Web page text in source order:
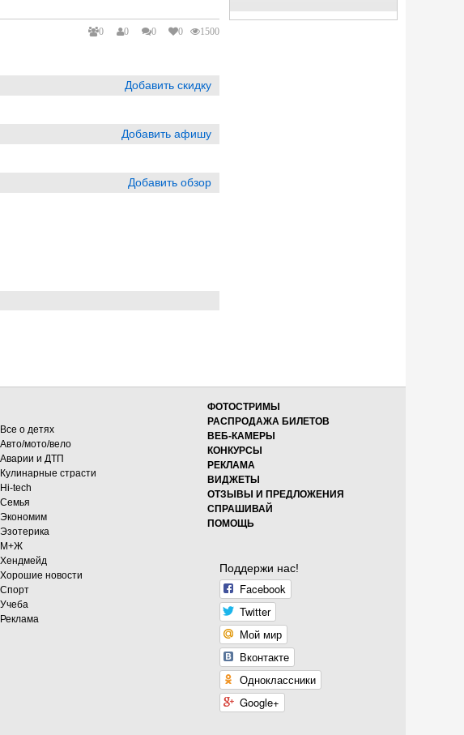
0 0 0 0 1500
Добавить скидку
Добавить афишу
Добавить обзор
Поддержи нас!
Facebook
Twitter
Мой мир
Вконтакте
Одноклассники
Google+
Все о детях
Авто/мото/вело
Аварии и ДТП
Кулинарные страсти
Hi-tech
Семья
Экономим
Эзотерика
М+Ж
Хендмейд
Хорошие новости
Спорт
Учеба
Реклама
ФОТОСТРИМЫ
РАСПРОДАЖА БИЛЕТОВ
ВЕБ-КАМЕРЫ
КОНКУРСЫ
РЕКЛАМА
ВИДЖЕТЫ
ОТЗЫВЫ И ПРЕДЛОЖЕНИЯ
СПРАШИВАЙ
ПОМОЩЬ